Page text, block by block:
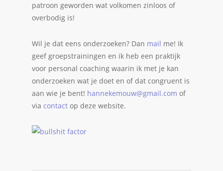
patroon geworden wat volkomen zinloos of
overbodig is!
Wil je dat eens onderzoeken? Dan mail me! Ik
geef groepstrainingen en ik heb een praktijk
voor personal coaching waarin ik met je kan
onderzoeken wat je doet en of dat congruent is
aan wie je bent! hannekemouw@gmail.com of
via contact op deze website.